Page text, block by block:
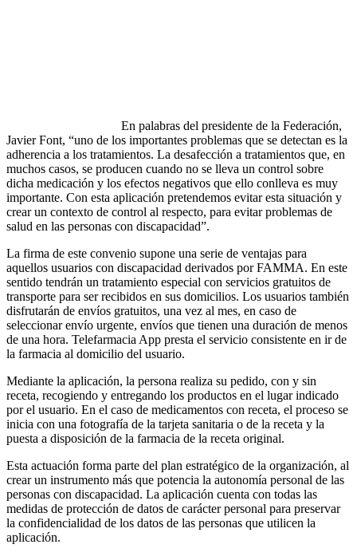
En palabras del presidente de la Federación,
Javier Font, “uno de los importantes problemas que se detectan es la
adherencia a los tratamientos. La desafección a tratamientos que, en
muchos casos, se producen cuando no se lleva un control sobre
dicha medicación y los efectos negativos que ello conlleva es muy
importante. Con esta aplicación pretendemos evitar esta situación y
crear un contexto de control al respecto, para evitar problemas de
salud en las personas con discapacidad”.
La firma de este convenio supone una serie de ventajas para
aquellos usuarios con discapacidad derivados por FAMMA. En este
sentido tendrán un tratamiento especial con servicios gratuitos de
transporte para ser recibidos en sus domicilios. Los usuarios también
disfrutarán de envíos gratuitos, una vez al mes, en caso de
seleccionar envío urgente, envíos que tienen una duración de menos
de una hora. Telefarmacia App presta el servicio consistente en ir de
la farmacia al domicilio del usuario.
Mediante la aplicación, la persona realiza su pedido, con y sin
receta, recogiendo y entregando los productos en el lugar indicado
por el usuario. En el caso de medicamentos con receta, el proceso se
inicia con una fotografía de la tarjeta sanitaria o de la receta y la
puesta a disposición de la farmacia de la receta original.
Esta actuación forma parte del plan estratégico de la organización, al
crear un instrumento más que potencia la autonomía personal de las
personas con discapacidad. La aplicación cuenta con todas las
medidas de protección de datos de carácter personal para preservar
la confidencialidad de los datos de las personas que utilicen la
aplicación.